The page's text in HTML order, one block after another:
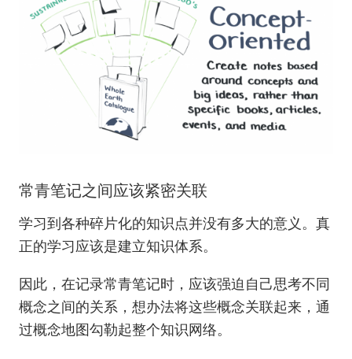
常青笔记之间应该紧密关联
学习到各种碎片化的知识点并没有多大的意义。真
正的学习应该是建立知识体系。
因此，在记录常青笔记时，应该强迫自己思考不同
概念之间的关系，想办法将这些概念关联起来，通
过概念地图勾勒起整个知识网络。